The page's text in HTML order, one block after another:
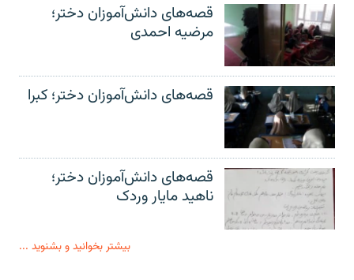
قصه‌های دانش‌آموزان دختر؛
مرضیه احمدی
قصه‌های دانش‌آموزان دختر؛ کبرا
قصه‌های دانش‌آموزان دختر؛
ناهید مایار وردک
بیشتر بخوانید و بشنوید ...